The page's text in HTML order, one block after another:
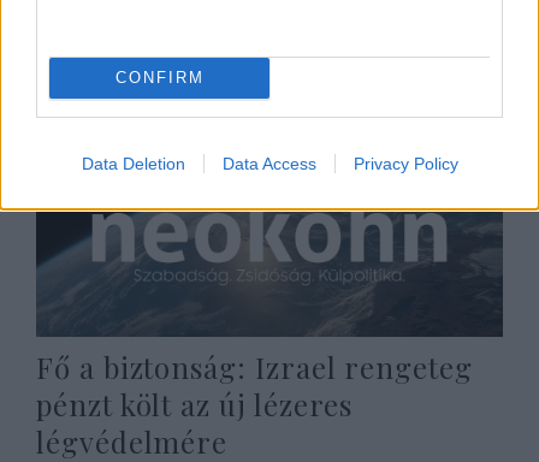
CONFIRM
Data Deletion Data Access Privacy Policy
Fő a biztonság: Izrael rengeteg
pénzt költ az új lézeres
légvédelmére